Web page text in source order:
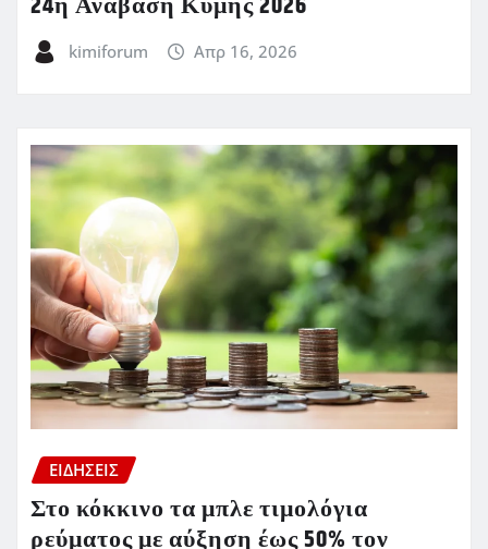
kimiforum Απρ 16, 2026
ΕΙΔΗΣΕΙΣ
Στο κόκκινο τα μπλε τιμολόγια
ρεύματος με αύξηση έως 50% τον